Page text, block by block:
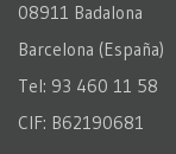
08911 Badalona
Barcelona (España)
Tel: 93 460 11 58
CIF: B62190681